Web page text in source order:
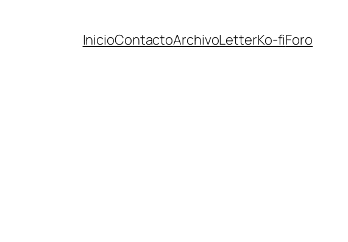
InicioContactoArchivoLetterKo-fiForo